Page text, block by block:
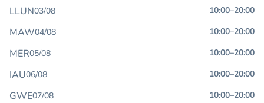
LLUN03/08 10:00–20:00
MAW04/08 10:00–20:00
MER05/08 10:00–20:00
IAU06/08 10:00–20:00
GWE07/08 10:00–20:00